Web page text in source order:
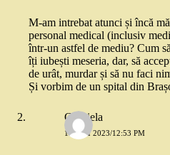
M-am intrebat atunci și încă
personal medical (inclusiv
într-un astfel de mediu? Cum
îți iubești meseria, dar, să
de urât, murdar și să nu faci
Și vorbim de un spital din
Gabriela
17 MAI 2023/12:53 PM